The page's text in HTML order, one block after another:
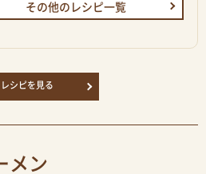
その他のレシピ一覧
レシピを見る
メン